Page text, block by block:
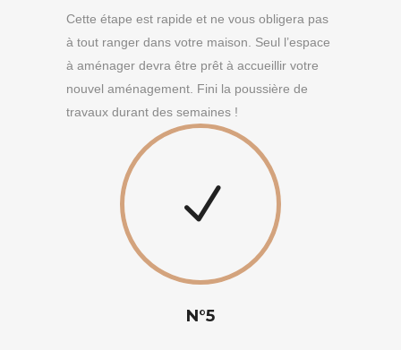
Cette étape est rapide et ne vous obligera pas
à tout ranger dans votre maison. Seul l’espace
à aménager devra être prêt à accueillir votre
nouvel aménagement. Fini la poussière de
travaux durant des semaines !
N°5